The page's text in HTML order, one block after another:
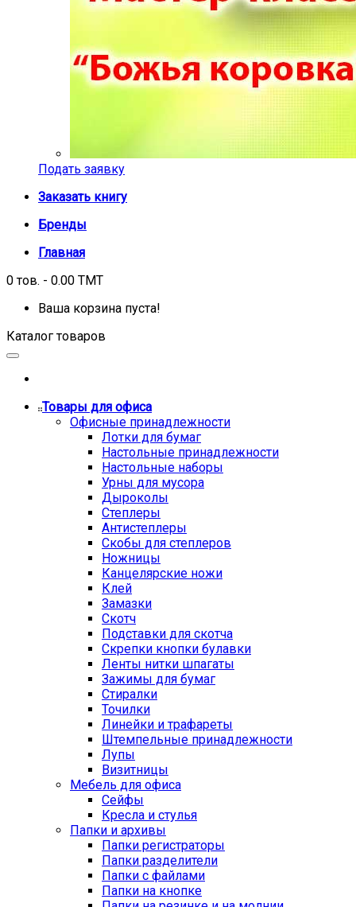
Подать заявку
Заказать книгу
Бренды
Главная
0 тов. - 0.00 TMT
Ваша корзина пуста!
Каталог товаров
Товары для офиса
Офисные принадлежности
Лотки для бумаг
Настольные принадлежности
Настольные наборы
Урны для мусора
Дыроколы
Степлеры
Антистеплеры
Скобы для степлеров
Ножницы
Канцелярские ножи
Клей
Замазки
Скотч
Подставки для скотча
Скрепки кнопки булавки
Ленты нитки шпагаты
Зажимы для бумаг
Стиралки
Точилки
Линейки и трафареты
Штемпельные принадлежности
Лупы
Визитницы
Мебель для офиса
Сейфы
Кресла и стулья
Папки и архивы
Папки регистраторы
Папки разделители
Папки с файлами
Папки на кнопке